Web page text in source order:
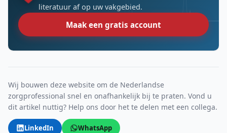
literatuur af op uw vakgebied.
Maak een gratis account
Wij bouwen deze website om de Nederlandse
zorgprofessional snel en onafhankelijk bij te praten. Vond u
dit artikel nuttig? Help ons door het te delen met een collega.
LinkedIn WhatsApp